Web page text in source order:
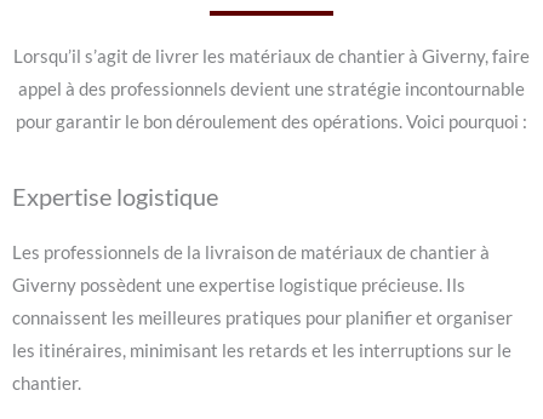
Lorsqu’il s’agit de livrer les matériaux de chantier à Giverny, faire
appel à des professionnels devient une stratégie incontournable
pour garantir le bon déroulement des opérations. Voici pourquoi :
Expertise logistique
Les professionnels de la livraison de matériaux de chantier à
Giverny possèdent une expertise logistique précieuse. Ils
connaissent les meilleures pratiques pour planifier et organiser
les itinéraires, minimisant les retards et les interruptions sur le
chantier.